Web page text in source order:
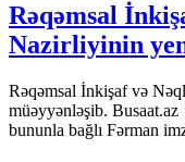
Rəqəmsal
Nazirliyinin
Rəqəmsal İnkişaf və
müəyyənləşib.
bununla bağlı Fərman